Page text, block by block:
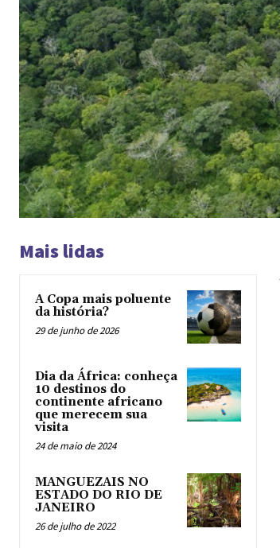
Mais lidas
A Copa mais poluente
da história?
29 de junho de 2026
Dia da África: conheça
10 destinos do
continente africano
que merecem sua
visita
24 de maio de 2024
MANGUEZAIS NO
ESTADO DO RIO DE
JANEIRO
26 de julho de 2022